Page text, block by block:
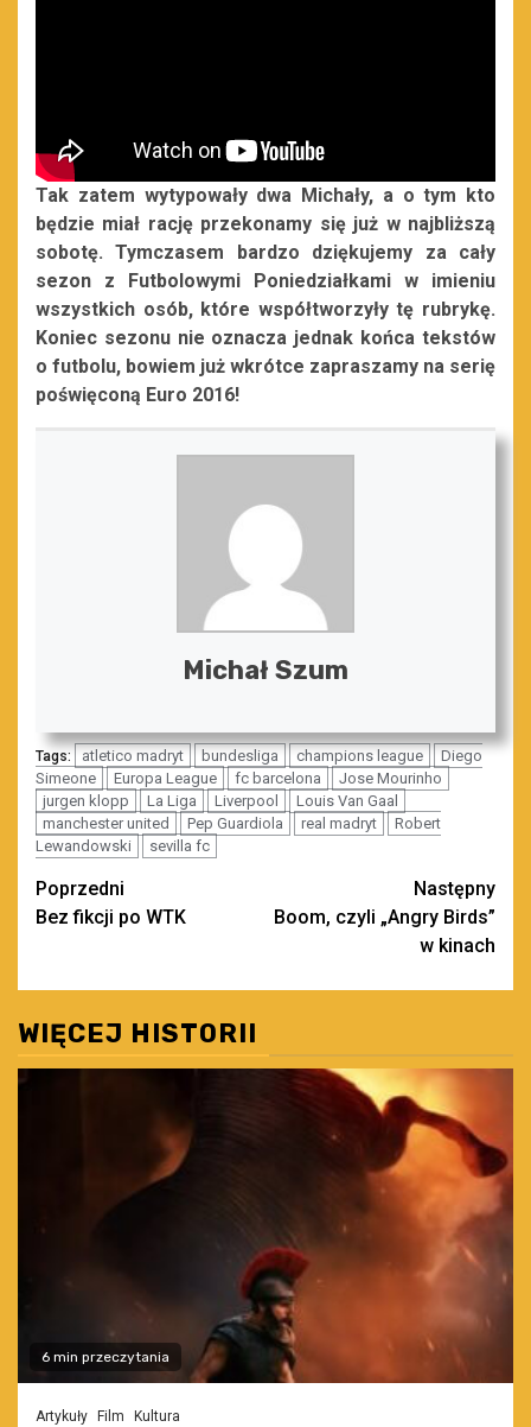
Tak zatem wytypowały dwa Michały, a o tym kto
będzie miał rację przekonamy się już w najbliższą
sobotę. Tymczasem bardzo dziękujemy za cały
sezon z Futbolowymi Poniedziałkami w imieniu
wszystkich osób, które współtworzyły tę rubrykę.
Koniec sezonu nie oznacza jednak końca tekstów
o futbolu, bowiem już wkrótce zapraszamy na serię
poświęconą Euro 2016!
Michał Szum
Tags: atletico madryt bundesliga champions league
Diego
Simeone
Europa League fc barcelona
Jose Mourinho
jurgen klopp
La Liga Liverpool
Louis Van Gaal
manchester united
Pep Guardiola real madryt
Robert
Lewandowski
sevilla fc
Zobacz
wpisy
Poprzedni
Bez fikcji po WTK
Następny
Boom, czyli „Angry Birds”
w kinach
WIĘCEJ HISTORII
6 min przeczytania
Artykuły Film Kultura